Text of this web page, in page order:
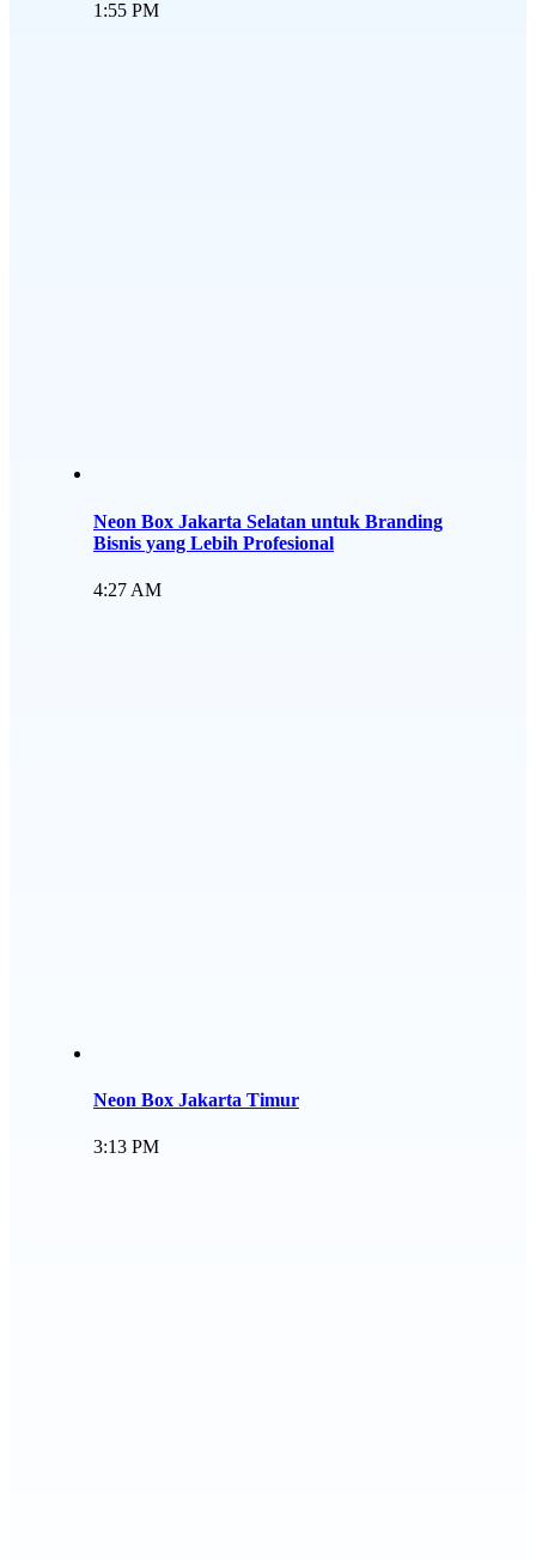
1:55 PM
Neon Box Jakarta Selatan untuk Branding
Bisnis yang Lebih Profesional
4:27 AM
Neon Box Jakarta Timur
3:13 PM